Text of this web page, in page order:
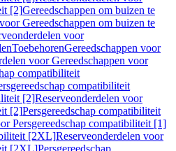
[2]Gereedschappen om buizen te
Gereedschappen om buizen te
voor
ToebehorenGereedschappen voor
voor Gereedschappen voor
compatibiliteit
compatibiliteit
[2]Reserveonderdelen voor
[2]Persgereedschap compatibiliteit
Persgereedschap compatibiliteit [1]
[2XL]Reserveonderdelen voor
[2XL]Persgereedschap